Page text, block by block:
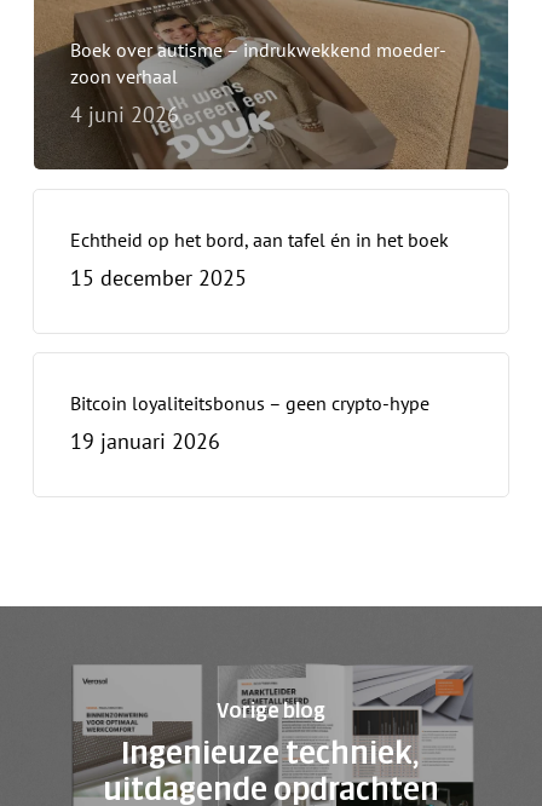
winkelwagen.
Boek over autisme – indrukwekkend moeder-
zoon verhaal
4 juni 2026
Echtheid op het bord, aan tafel én in het boek
15 december 2025
Bitcoin loyaliteitsbonus – geen crypto-hype
19 januari 2026
Vorige blog
Ingenieuze techniek,
uitdagende opdrachten